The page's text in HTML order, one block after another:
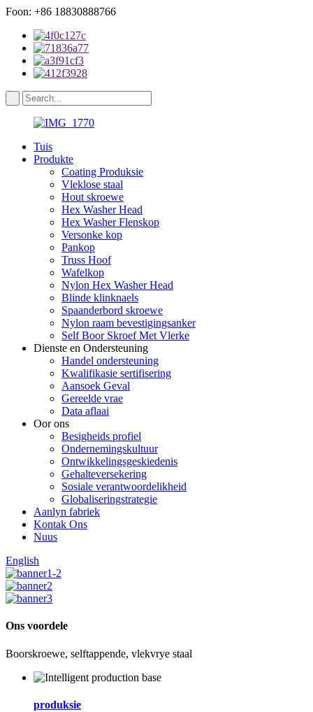
Foon: +86 18830888766
Tuis
Produkte
Coating Produksie
Vleklose staal
Hout skroewe
Hex Washer Head
Hex Washer Flenskop
Versonke kop
Pankop
Truss Hoof
Wafelkop
Nylon Hex Washer Head
Blinde klinknaels
Spaanderbord skroewe
Nylon raam bevestigingsanker
Self Boor Skroef Met Vlerke
Dienste en Ondersteuning
Handel ondersteuning
Kwalifikasie sertifisering
Aansoek Geval
Gereelde vrae
Data aflaai
Oor ons
Besigheids profiel
Ondernemingskultuur
Ontwikkelingsgeskiedenis
Gehalteversekering
Sosiale verantwoordelikheid
Globaliseringstrategie
Aanlyn fabriek
Kontak Ons
Nuus
English
Ons voordele
Boorskroewe, selftappende, vlekvrye staal
produksie